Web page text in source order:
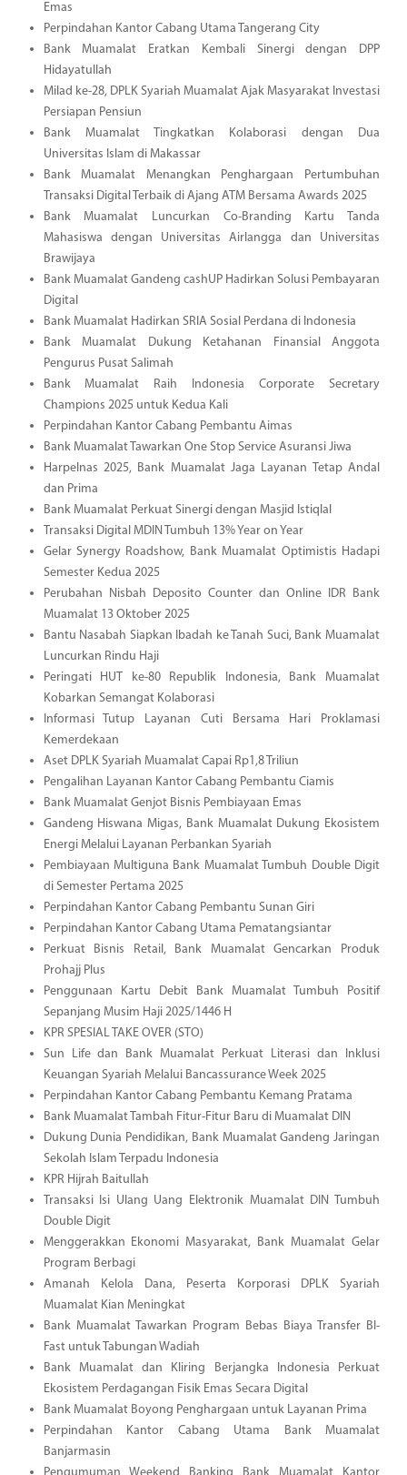
Emas
Perpindahan Kantor Cabang Utama Tangerang City
Bank Muamalat Eratkan Kembali Sinergi dengan DPP
Hidayatullah
Milad ke-28, DPLK Syariah Muamalat Ajak Masyarakat Investasi
Persiapan Pensiun
Bank Muamalat Tingkatkan Kolaborasi dengan Dua
Universitas Islam di Makassar
Bank Muamalat Menangkan Penghargaan Pertumbuhan
Transaksi Digital Terbaik di Ajang ATM Bersama Awards 2025
Bank Muamalat Luncurkan Co-Branding Kartu Tanda
Mahasiswa dengan Universitas Airlangga dan Universitas
Brawijaya
Bank Muamalat Gandeng cashUP Hadirkan Solusi Pembayaran
Digital
Bank Muamalat Hadirkan SRIA Sosial Perdana di Indonesia
Bank Muamalat Dukung Ketahanan Finansial Anggota
Pengurus Pusat Salimah
Bank Muamalat Raih Indonesia Corporate Secretary
Champions 2025 untuk Kedua Kali
Perpindahan Kantor Cabang Pembantu Aimas
Bank Muamalat Tawarkan One Stop Service Asuransi Jiwa
Harpelnas 2025, Bank Muamalat Jaga Layanan Tetap Andal
dan Prima
Bank Muamalat Perkuat Sinergi dengan Masjid Istiqlal
Transaksi Digital MDIN Tumbuh 13% Year on Year
Gelar Synergy Roadshow, Bank Muamalat Optimistis Hadapi
Semester Kedua 2025
Perubahan Nisbah Deposito Counter dan Online IDR Bank
Muamalat 13 Oktober 2025
Bantu Nasabah Siapkan Ibadah ke Tanah Suci, Bank Muamalat
Luncurkan Rindu Haji
Peringati HUT ke-80 Republik Indonesia, Bank Muamalat
Kobarkan Semangat Kolaborasi
Informasi Tutup Layanan Cuti Bersama Hari Proklamasi
Kemerdekaan
Aset DPLK Syariah Muamalat Capai Rp1,8 Triliun
Pengalihan Layanan Kantor Cabang Pembantu Ciamis
Bank Muamalat Genjot Bisnis Pembiayaan Emas
Gandeng Hiswana Migas, Bank Muamalat Dukung Ekosistem
Energi Melalui Layanan Perbankan Syariah
Pembiayaan Multiguna Bank Muamalat Tumbuh Double Digit
di Semester Pertama 2025
Perpindahan Kantor Cabang Pembantu Sunan Giri
Perpindahan Kantor Cabang Utama Pematangsiantar
Perkuat Bisnis Retail, Bank Muamalat Gencarkan Produk
Prohajj Plus
Penggunaan Kartu Debit Bank Muamalat Tumbuh Positif
Sepanjang Musim Haji 2025/1446 H
KPR SPESIAL TAKE OVER (STO)
Sun Life dan Bank Muamalat Perkuat Literasi dan Inklusi
Keuangan Syariah Melalui Bancassurance Week 2025
Perpindahan Kantor Cabang Pembantu Kemang Pratama
Bank Muamalat Tambah Fitur-Fitur Baru di Muamalat DIN
Dukung Dunia Pendidikan, Bank Muamalat Gandeng Jaringan
Sekolah Islam Terpadu Indonesia
KPR Hijrah Baitullah
Transaksi Isi Ulang Uang Elektronik Muamalat DIN Tumbuh
Double Digit
Menggerakkan Ekonomi Masyarakat, Bank Muamalat Gelar
Program Berbagi
Amanah Kelola Dana, Peserta Korporasi DPLK Syariah
Muamalat Kian Meningkat
Bank Muamalat Tawarkan Program Bebas Biaya Transfer BI-
Fast untuk Tabungan Wadiah
Bank Muamalat dan Kliring Berjangka Indonesia Perkuat
Ekosistem Perdagangan Fisik Emas Secara Digital
Bank Muamalat Boyong Penghargaan untuk Layanan Prima
Perpindahan Kantor Cabang Utama Bank Muamalat
Banjarmasin